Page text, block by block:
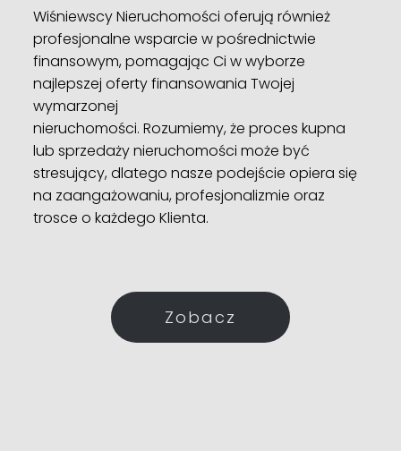
Wiśniewscy Nieruchomości oferują również
profesjonalne wsparcie w pośrednictwie
finansowym, pomagając Ci w wyborze
najlepszej oferty finansowania Twojej
wymarzonej
nieruchomości. Rozumiemy, że proces kupna
lub sprzedaży nieruchomości może być
stresujący, dlatego nasze podejście opiera się
na zaangażowaniu, profesjonalizmie oraz
trosce o każdego Klienta.
Zobacz